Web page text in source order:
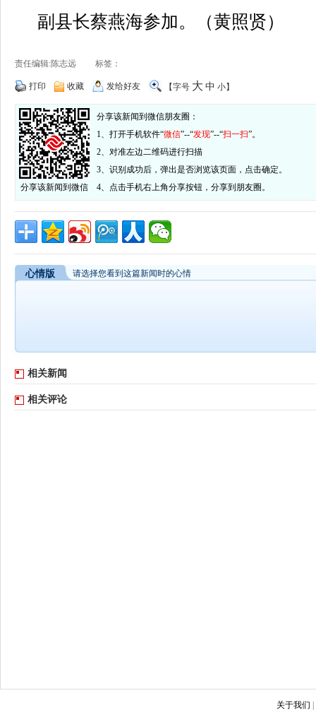
副县长蔡燕海参加。（黄照贤）
责任编辑:陈志远 标签：
打印 收藏 发给好友 【字号 大 中 小】
分享该新闻到微信
分享该新闻到微信朋友圈：
1、打开手机软件“微信”--“发现”--“扫一扫”。
2、对准左边二维码进行扫描
3、识别成功后，弹出是否浏览该页面，点击确定。
4、点击手机右上角分享按钮，分享到朋友圈。
心情版 请选择您看到这篇新闻时的心情
相关新闻
相关评论
关于我们